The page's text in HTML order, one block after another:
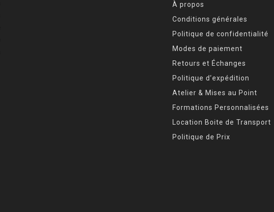
À propos
Conditions générales
Politique de confidentialité
Modes de paiement
Retours et Échanges
Politique d’expédition
Atelier & Mises au Point
Formations Personnalisées
Location Boite de Transport
Politique de Prix